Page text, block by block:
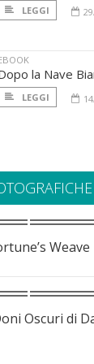
LEGGI
la Nave
LEGGI
Weave
Oscuri di